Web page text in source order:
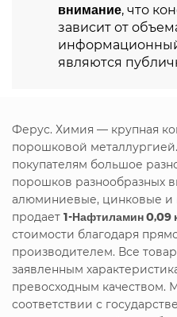
внимание, что
зависит от
являются
Ферус. Химия — крупная
порошковой
покупателям большое
порошков разнообразных
алюминиевые, цинковые и
продает 1-Нафтиламин 0,09
стоимости благодаря
производителем. Все
заявленным
превосходным качеством.
соответствии с